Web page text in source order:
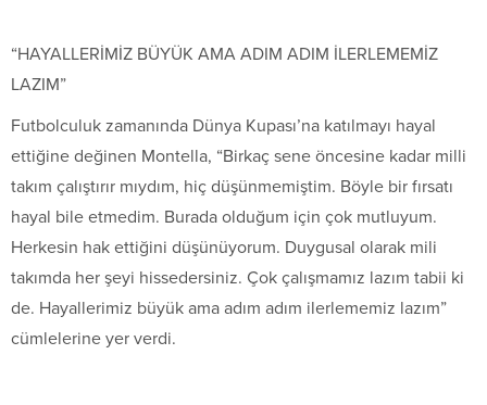
“HAYALLERİMİZ BÜYÜK AMA ADIM ADIM İLERLEMEMİZ
LAZIM”
Futbolculuk zamanında Dünya Kupası’na katılmayı hayal
ettiğine değinen Montella, “Birkaç sene öncesine kadar milli
takım çalıştırır mıydım, hiç düşünmemiştim. Böyle bir fırsatı
hayal bile etmedim. Burada olduğum için çok mutluyum.
Herkesin hak ettiğini düşünüyorum. Duygusal olarak mili
takımda her şeyi hissedersiniz. Çok çalışmamız lazım tabii ki
de. Hayallerimiz büyük ama adım adım ilerlememiz lazım”
cümlelerine yer verdi.